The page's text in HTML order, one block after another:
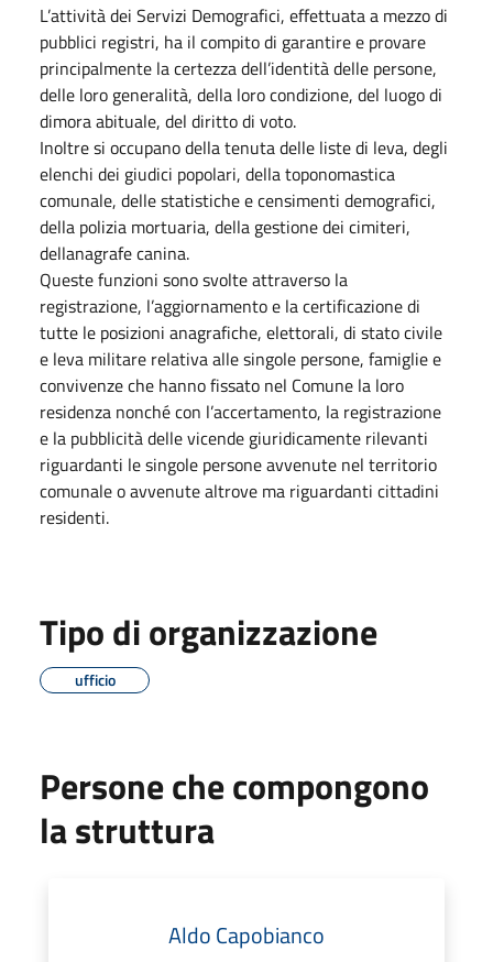
L’attività dei Servizi Demografici, effettuata a mezzo di
pubblici registri, ha il compito di garantire e provare
principalmente la certezza dell’identità delle persone,
delle loro generalità, della loro condizione, del luogo di
dimora abituale, del diritto di voto.
Inoltre si occupano della tenuta delle liste di leva, degli
elenchi dei giudici popolari, della toponomastica
comunale, delle statistiche e censimenti demografici,
della polizia mortuaria, della gestione dei cimiteri,
dellanagrafe canina.
Queste funzioni sono svolte attraverso la
registrazione, l’aggiornamento e la certificazione di
tutte le posizioni anagrafiche, elettorali, di stato civile
e leva militare relativa alle singole persone, famiglie e
convivenze che hanno fissato nel Comune la loro
residenza nonché con l’accertamento, la registrazione
e la pubblicità delle vicende giuridicamente rilevanti
riguardanti le singole persone avvenute nel territorio
comunale o avvenute altrove ma riguardanti cittadini
residenti.
Tipo di organizzazione
ufficio
Persone che compongono
la struttura
Aldo Capobianco